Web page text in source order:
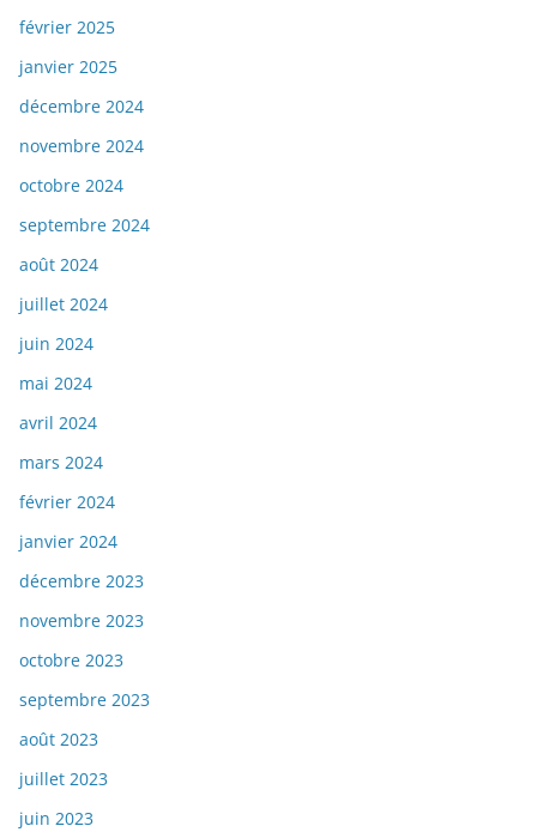
février 2025
janvier 2025
décembre 2024
novembre 2024
octobre 2024
septembre 2024
août 2024
juillet 2024
juin 2024
mai 2024
avril 2024
mars 2024
février 2024
janvier 2024
décembre 2023
novembre 2023
octobre 2023
septembre 2023
août 2023
juillet 2023
juin 2023